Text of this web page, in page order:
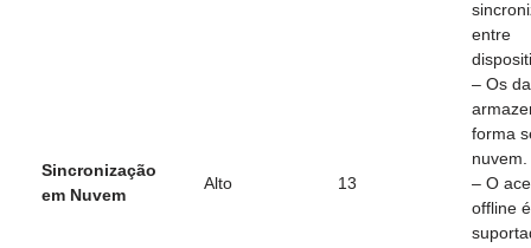
Sincronização
em Nuvem
Alto 13
entre
– Os
forma
nuvem.
– O
offline é